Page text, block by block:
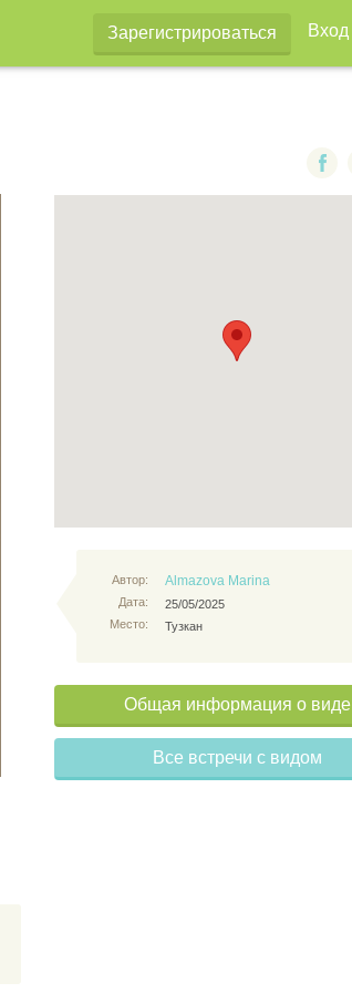
Зарегистрироваться Вход
Автор:
Дата:
Место:
Almazova Marina
25/05/2025
Тузкан
Общая информация о виде
Все встречи с видом